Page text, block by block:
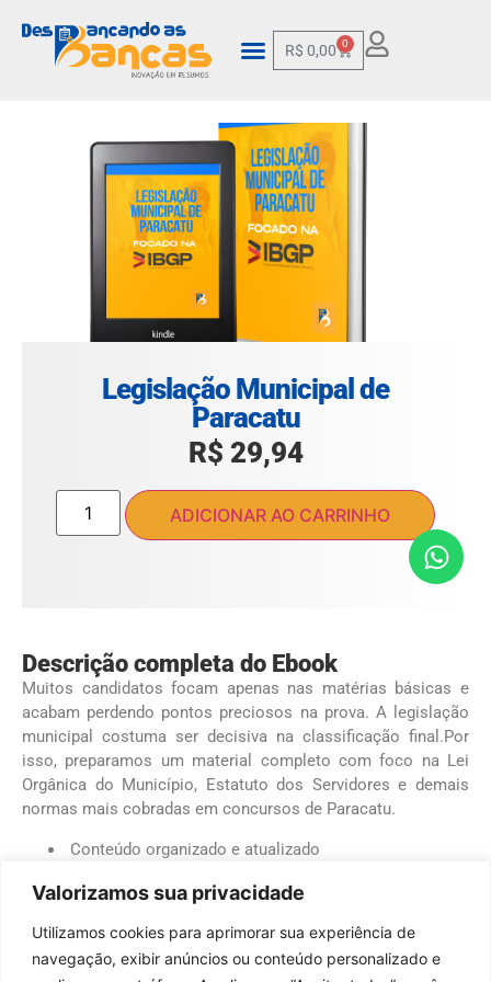
Valorizamos sua privacidade
Utilizamos cookies para aprimorar sua experiência de
navegação, exibir anúncios ou conteúdo personalizado e
R$ 0,00 0
Legislação Municipal de
Paracatu
R$ 29,94
ADICIONAR AO CARRINHO
Descrição completa do Ebook
Muitos candidatos focam apenas nas matérias básicas e
acabam perdendo pontos preciosos na prova. A legislação
municipal costuma ser decisiva na classificação final.Por
isso, preparamos um material completo com foco na Lei
Orgânica do Município, Estatuto dos Servidores e demais
normas mais cobradas em concursos de Paracatu.
Conteúdo organizado e atualizado
Questões comentadas
Principais pegadinhas da banca
Foco nos artigos com maior incidência em provas
Estude de forma inteligente, economize tempo e aumente